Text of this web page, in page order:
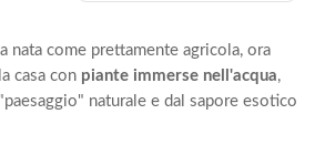
nata come prettamente agricola, ora
casa con piante immerse nell'acqua,
naturale e dal sapore esotico